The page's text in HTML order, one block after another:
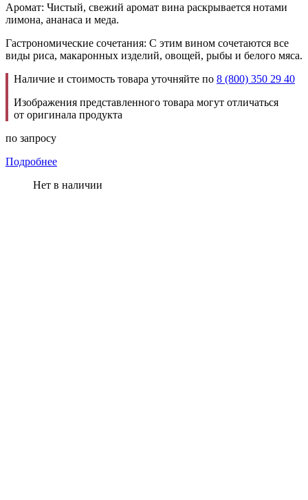
Аромат: Чистый, свежий аромат вина раскрывается нотами
лимона, ананаса и меда.
Гастрономические сочетания: С этим вином сочетаются все
виды риса, макаронных изделий, овощей, рыбы и белого мяса.
Наличие и стоимость товара уточняйте по 8 (800) 350 29 40
Изображения представленного товара могут отличаться
от оригинала продукта
по запросу
Подробнее
Нет в наличии